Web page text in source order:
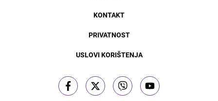
KONTAKT
PRIVATNOST
USLOVI KORIŠTENJA